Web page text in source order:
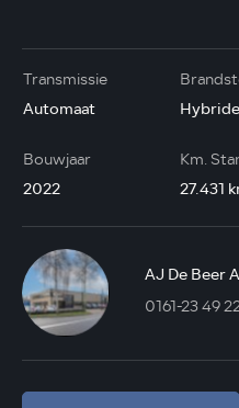
Transmissie
Automaat
Bouwjaar
2022
Km.
27.431
AJ De Beer
0161-23 49